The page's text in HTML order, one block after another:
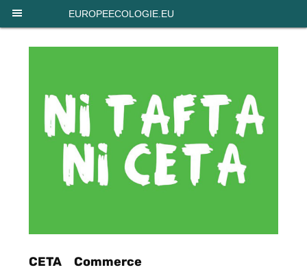
EUROPEECOLOGIE.EU
CETA Commerce